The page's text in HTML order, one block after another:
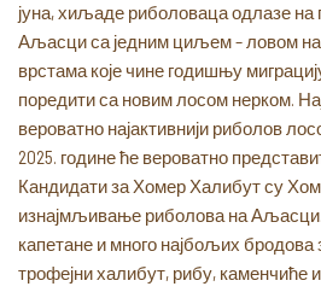
јуна, хиљаде риболоваца одлазе на
Аљасци са једним циљем – ловом на
врстама које чине годишњу
поредити са новим лосом нерком.
вероватно најактивнији риболов
2025. године ће вероватно
Кандидати за Хомер Халибут су
изнајмљивање риболова на Аљасци.
капетане и много најбољих
трофејни халибут, рибу, каменчиће